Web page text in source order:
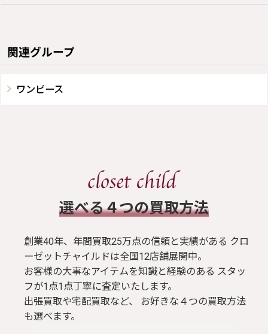
関連グループ
ワンピース
​選べる４つの買取方法
創業40年、年間買取25万点の信頼と実績がある クロ
ーゼットチャイルドは全国12店舗展開中。
お客様の大事なアイテムを知識と経験のある スタッ
フが1点1点丁寧に査定いたします。
出張買取や宅配買取など、 お好きな４つの買取方法
も選べます。